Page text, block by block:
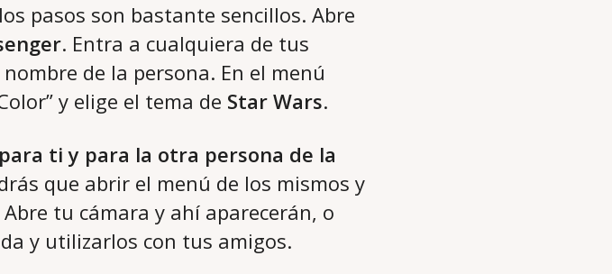
pasos son bastante sencillos. Abre
. Entra a cualquiera de tus
de la persona. En el menú
y elige el tema de Star Wars.
ti y para la otra persona de la
que abrir el menú de los mismos y
tu cámara y ahí aparecerán, o
y utilizarlos con tus amigos.